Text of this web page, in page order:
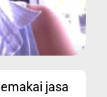
jasa